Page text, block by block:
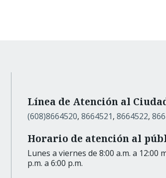
Línea de Atención al
(608)8664520, 8664521, 8664522,
Horario de atención al
Lunes a viernes de 8:00 a.m. a 12:00
p.m. a 6:00 p.m.